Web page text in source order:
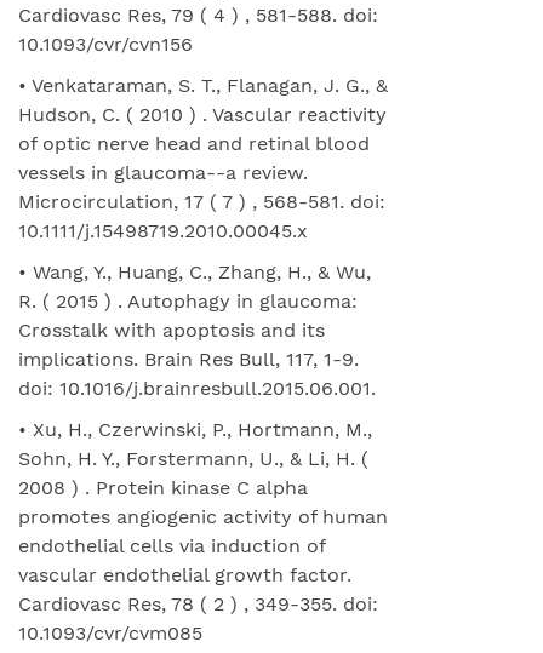
Cardiovasc Res, 79 ( 4 ) , 581-588. doi:
10.1093/cvr/cvn156
• Venkataraman, S. T., Flanagan, J. G., &
Hudson, C. ( 2010 ) . Vascular reactivity
of optic nerve head and retinal blood
vessels in glaucoma--a review.
Microcirculation, 17 ( 7 ) , 568-581. doi:
10.1111/j.15498719.2010.00045.x
• Wang, Y., Huang, C., Zhang, H., & Wu,
R. ( 2015 ) . Autophagy in glaucoma:
Crosstalk with apoptosis and its
implications. Brain Res Bull, 117, 1-9.
doi: 10.1016/j.brainresbull.2015.06.001.
• Xu, H., Czerwinski, P., Hortmann, M.,
Sohn, H. Y., Forstermann, U., & Li, H. (
2008 ) . Protein kinase C alpha
promotes angiogenic activity of human
endothelial cells via induction of
vascular endothelial growth factor.
Cardiovasc Res, 78 ( 2 ) , 349-355. doi:
10.1093/cvr/cvm085